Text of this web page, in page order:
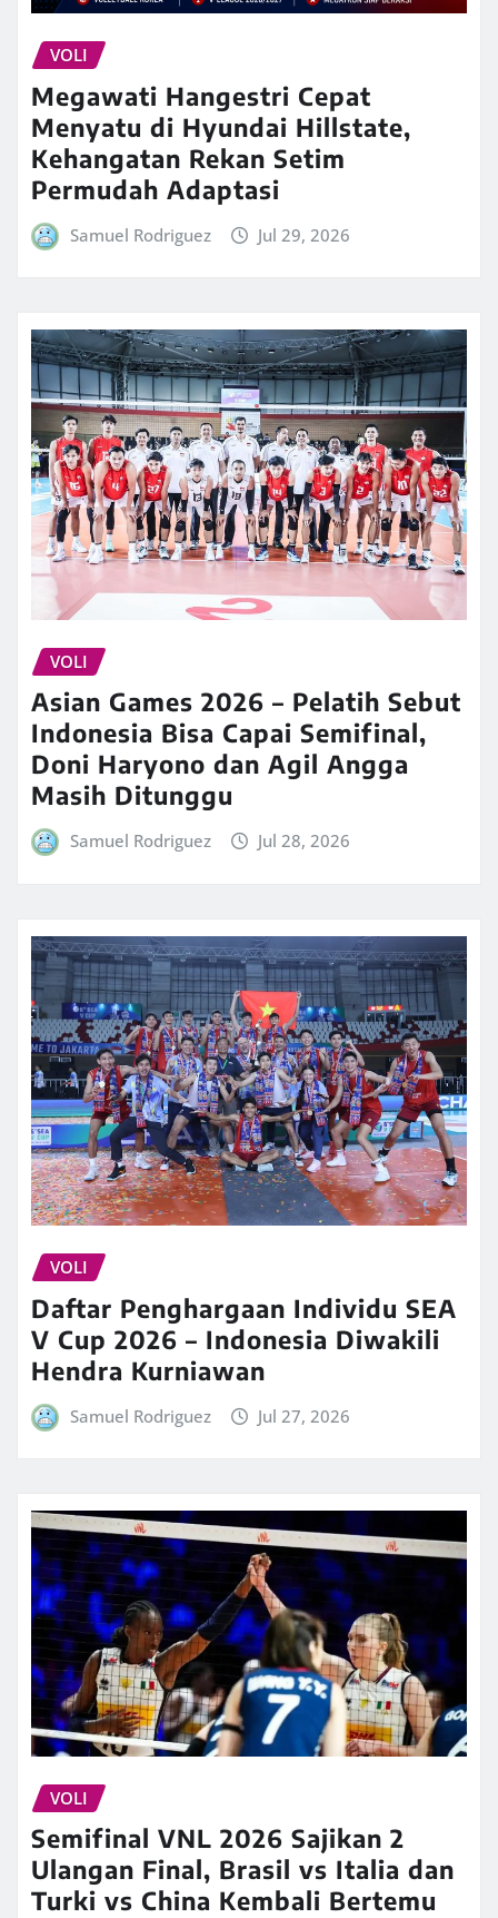
VOLI
Megawati Hangestri Cepat
Menyatu di Hyundai Hillstate,
Kehangatan Rekan Setim
Permudah Adaptasi
Samuel Rodriguez Jul 29, 2026
VOLI
Asian Games 2026 – Pelatih Sebut
Indonesia Bisa Capai Semifinal,
Doni Haryono dan Agil Angga
Masih Ditunggu
Samuel Rodriguez Jul 28, 2026
VOLI
Daftar Penghargaan Individu SEA
V Cup 2026 – Indonesia Diwakili
Hendra Kurniawan
Samuel Rodriguez Jul 27, 2026
VOLI
Semifinal VNL 2026 Sajikan 2
Ulangan Final, Brasil vs Italia dan
Turki vs China Kembali Bertemu